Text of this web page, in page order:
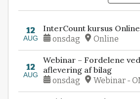
12
AUG
InterCount kursus Online
onsdag Online
12
AUG
Webinar – Fordelene
aflevering af bilag
onsdag Webinar -